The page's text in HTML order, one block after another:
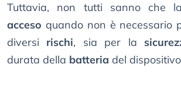
Tuttavia, non tutti sanno che
acceso quando non è necessario
diversi rischi, sia per la
durata della batteria del